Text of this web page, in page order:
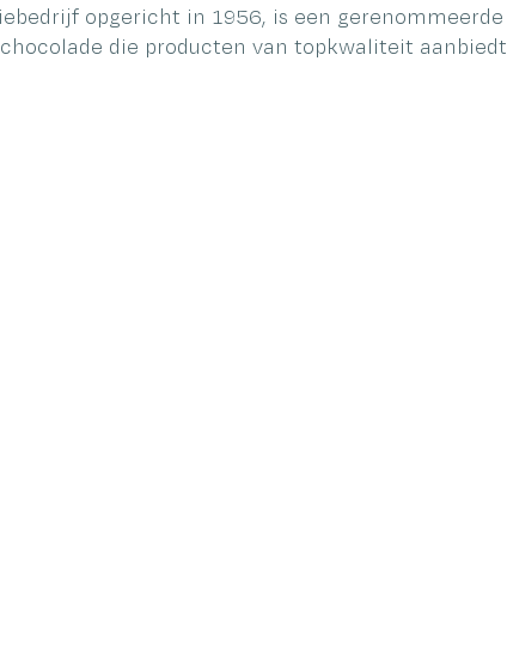
opgericht in 1956, is een gerenommeerde
die producten van topkwaliteit aanbiedt